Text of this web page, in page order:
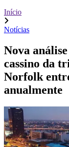
Início
Notícias
Nova
cassino da
Norfolk
anualmente